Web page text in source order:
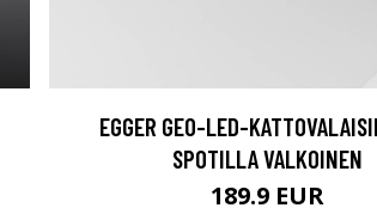
EGGER GEO-LED-
SPOTILLA VALKOINEN
189.9 EUR